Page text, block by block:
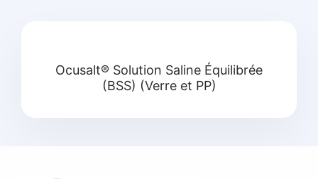
Ocusalt® Solution Saline Équilibrée
(BSS) (Verre et PP)